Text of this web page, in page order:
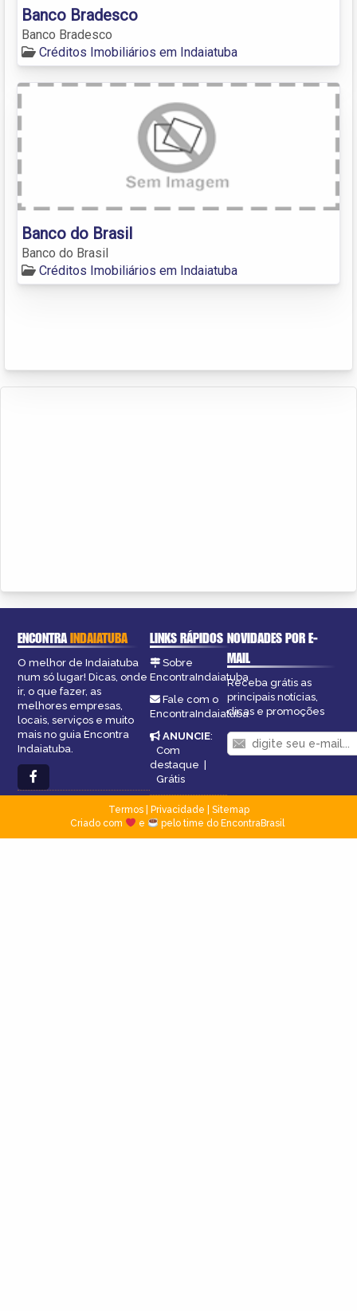
Banco Bradesco
Banco Bradesco
Créditos Imobiliários em Indaiatuba
Banco do Brasil
Banco do Brasil
Créditos Imobiliários em Indaiatuba
ENCONTRAINDAIATUBA
O melhor de Indaiatuba
num só lugar! Dicas, onde
ir, o que fazer, as
melhores empresas,
locais, serviços e muito
mais no guia Encontra
Indaiatuba.
LINKS RÁPIDOS
Sobre
EncontraIndaiatuba
Fale com o
EncontraIndaiatuba
ANUNCIE:
Com
destaque |
Grátis
NOVIDADES POR E-
MAIL
Receba grátis as
principais notícias,
dicas e promoções
Termos| Privacidade
Sitemap
Criado com
e pelo time do EncontraBrasil